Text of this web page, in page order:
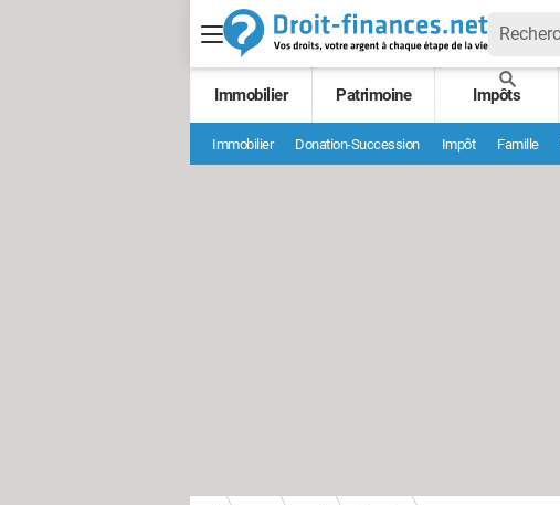
Immobilier Patrimoine Impôts
Immobilier Donation-Succession Impôt Famille